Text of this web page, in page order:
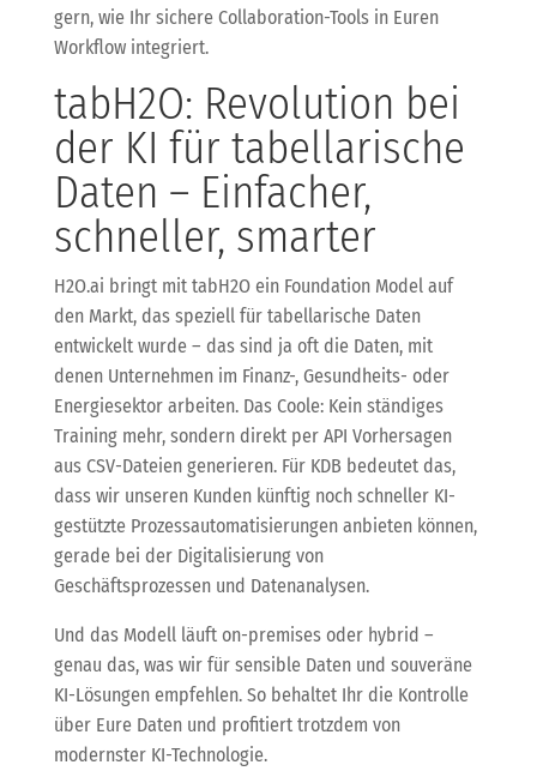
gern, wie Ihr sichere Collaboration-Tools in Euren
Workflow integriert.
tabH2O: Revolution bei
der KI für tabellarische
Daten – Einfacher,
schneller, smarter
H2O.ai bringt mit tabH2O ein Foundation Model auf
den Markt, das speziell für tabellarische Daten
entwickelt wurde – das sind ja oft die Daten, mit
denen Unternehmen im Finanz-, Gesundheits- oder
Energiesektor arbeiten. Das Coole: Kein ständiges
Training mehr, sondern direkt per API Vorhersagen
aus CSV-Dateien generieren. Für KDB bedeutet das,
dass wir unseren Kunden künftig noch schneller KI-
gestützte Prozessautomatisierungen anbieten können,
gerade bei der Digitalisierung von
Geschäftsprozessen und Datenanalysen.
Und das Modell läuft on-premises oder hybrid –
genau das, was wir für sensible Daten und souveräne
KI-Lösungen empfehlen. So behaltet Ihr die Kontrolle
über Eure Daten und profitiert trotzdem von
modernster KI-Technologie.